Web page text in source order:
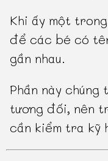
Khi ấy một
để các bé có
gần nhau.
Phần này
tương đối, nên
cần kiểm tra kỹ